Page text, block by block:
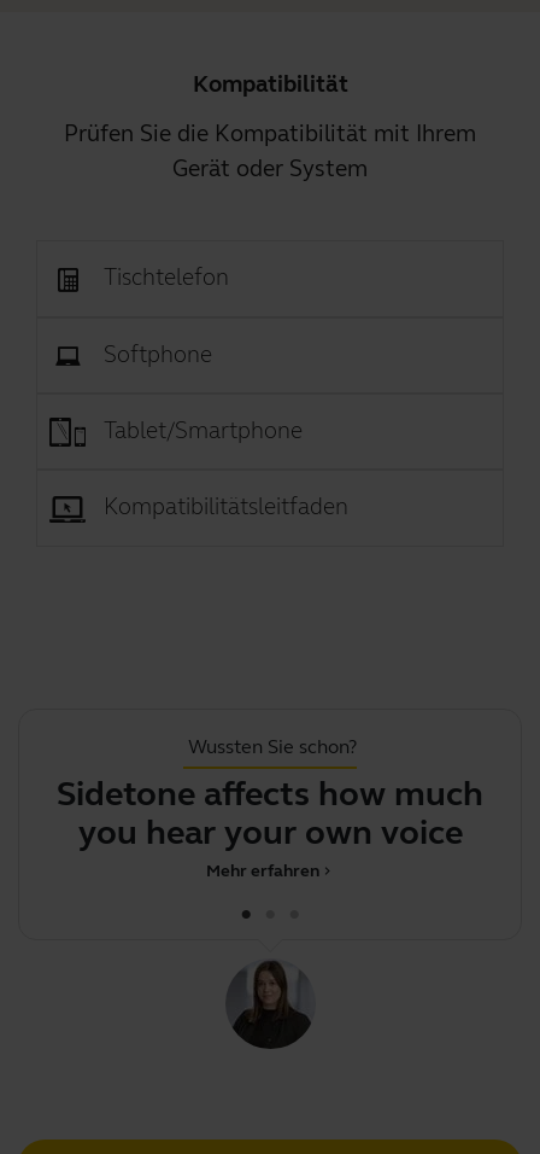
Kompatibilität
Prüfen Sie die Kompatibilität mit Ihrem
Gerät oder System
Tischtelefon
Softphone
Tablet/Smartphone
Kompatibilitätsleitfaden
Wussten Sie schon?
Sidetone affects how much
you hear your own voice
chevron_right
Mehr erfahren